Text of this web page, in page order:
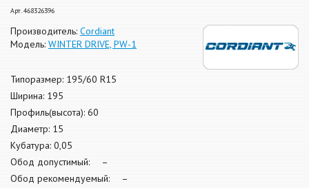
Арт. 468326396
Производитель: Cordiant
Модель: WINTER DRIVE, PW-1
Типоразмер: 195/60 R15
Ширина: 195
Профиль(высота): 60
Диаметр: 15
Кубатура: 0,05
Обод допустимый: –
Обод рекомендуемый: –